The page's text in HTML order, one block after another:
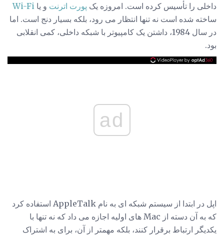
داخلی را تأسیس کرده است. امروزه یک پورت اترنت و یا Wi-Fi
ساخته شده است نه تنها انتظار می رود، بلکه بسیار دنج است. اما
در سال 1984، داشتن یک کامپیوتر با شبکه داخلی، کمی انقلابی
بود.
ad
اپل در ابتدا از سیستم شبکه ای به نام AppleTalk استفاده کرد
که به آن دسته از Mac های اولیه اجازه می داد که نه تنها با
یکدیگر ارتباط برقرار کنند، بلکه مهمتر از آن، برای به اشتراک